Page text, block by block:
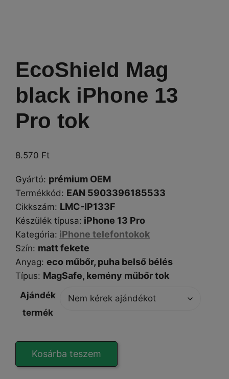
EcoShield Mag
black iPhone 13
Pro tok
8.570 Ft
Gyártó: prémium OEM
Termékkód: EAN 5903396185533
Cikkszám: LMC-IP133F
Készülék típusa: iPhone 13 Pro
Kategória: iPhone telefontokok
Szín: matt fekete
Anyag: eco műbőr, puha belső bélés
Típus: MagSafe, kemény műbőr tok
Ajándék
termék
EcoShield
Mag
Kosárba teszem